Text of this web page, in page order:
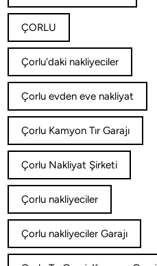
ÇORLU
Çorlu'daki nakliyeciler
Çorlu evden eve nakliyat
Çorlu Kamyon Tır Garajı
Çorlu Nakliyat Şirketi
Çorlu nakliyeciler
Çorlu nakliyeciler Garajı